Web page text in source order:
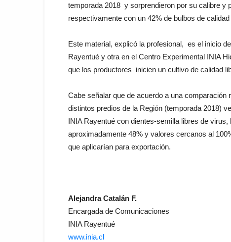
temporada 2018 y sorprendieron por su calibre y
respectivamente con un 42% de bulbos de calidad
Este material, explicó la profesional, es el inicio
Rayentué y otra en el Centro Experimental INIA
que los productores inicien un cultivo de calidad
Cabe señalar que de acuerdo a una
distintos predios de la Región (temporada 2018)
INIA Rayentué con dientes-semilla libres de
aproximadamente 48% y valores cercanos al
que aplicarían para exportación.
Alejandra Catalán F.
Encargada de Comunicaciones
INIA Rayentué
www.inia.cl